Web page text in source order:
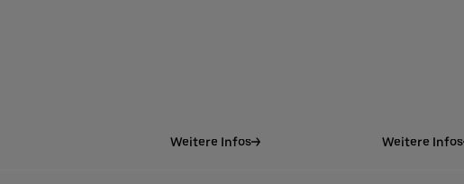
Weitere Infos Weitere Infos